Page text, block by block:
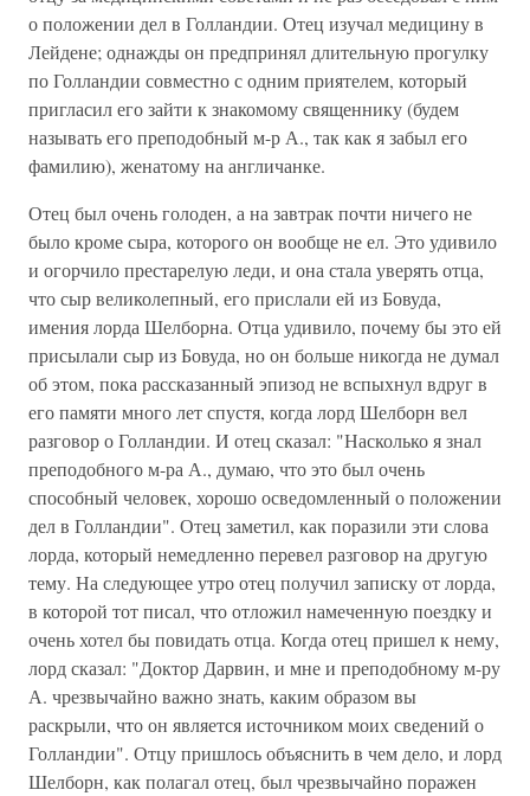
о положении дел в Голландии. Отец изучал медицину в
Лейдене; однажды он предпринял длительную прогулку
по Голландии совместно с одним приятелем, который
пригласил его зайти к знакомому священнику (будем
называть его преподобный м-р А., так как я забыл его
фамилию), женатому на англичанке.
Отец был очень голоден, а на завтрак почти ничего не
было кроме сыра, которого он вообще не ел. Это удивило
и огорчило престарелую леди, и она стала уверять отца,
что сыр великолепный, его прислали ей из Бовуда,
имения лорда Шелборна. Отца удивило, почему бы это ей
присылали сыр из Бовуда, но он больше никогда не думал
об этом, пока рассказанный эпизод не вспыхнул вдруг в
его памяти много лет спустя, когда лорд Шелборн вел
разговор о Голландии. И отец сказал: "Насколько я знал
преподобного м-ра А., думаю, что это был очень
способный человек, хорошо осведомленный о положении
дел в Голландии". Отец заметил, как поразили эти слова
лорда, который немедленно перевел разговор на другую
тему. На следующее утро отец получил записку от лорда,
в которой тот писал, что отложил намеченную поездку и
очень хотел бы повидать отца. Когда отец пришел к нему,
лорд сказал: "Доктор Дарвин, и мне и преподобному м-ру
А. чрезвычайно важно знать, каким образом вы
раскрыли, что он является источником моих сведений о
Голландии". Отцу пришлось объяснить в чем дело, и лорд
Шелборн, как полагал отец, был чрезвычайно поражен